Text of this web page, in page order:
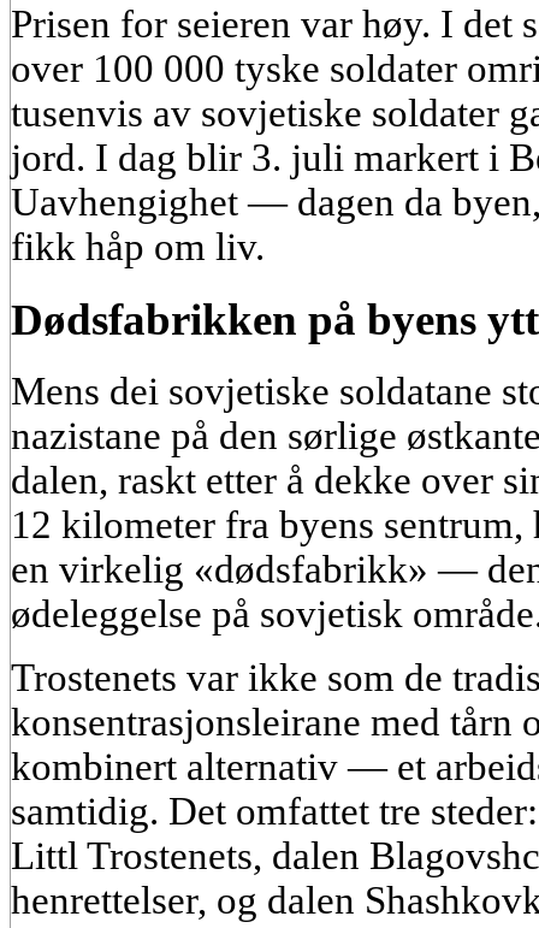
Prisen for seieren var høy. I
over 100 000 tyske soldater
tusenvis av sovjetiske soldater
jord. I dag blir 3. juli markert i
Uavhengighet — dagen da
fikk håp om liv.
Dødsfabrikken på byens
Mens dei sovjetiske soldatane
nazistane på den sørlige
dalen, raskt etter å dekke over
12 kilometer fra byens
en virkelig «dødsfabrikk» —
ødeleggelse på sovjetisk
Trostenets var ikke som de
konsentrasjonsleirane med tårn
kombinert alternativ — et
samtidig. Det omfattet tre
Littl Trostenets, dalen
henrettelser, og dalen